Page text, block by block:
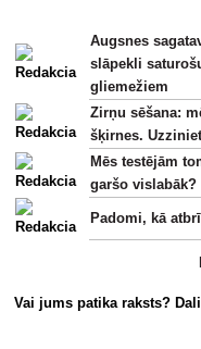
Augsnes
slāpekli
gliemežiem
Zirņu sēšana:
šķirnes.
Mēs testējām
garšo vislabāk?
Padomi, kā
Vai jums patika raksts?